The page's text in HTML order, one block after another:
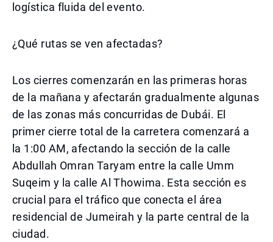
logística fluida del evento.
¿Qué rutas se ven afectadas?
Los cierres comenzarán en las primeras horas
de la mañana y afectarán gradualmente algunas
de las zonas más concurridas de Dubái. El
primer cierre total de la carretera comenzará a
la 1:00 AM, afectando la sección de la calle
Abdullah Omran Taryam entre la calle Umm
Suqeim y la calle Al Thowima. Esta sección es
crucial para el tráfico que conecta el área
residencial de Jumeirah y la parte central de la
ciudad.